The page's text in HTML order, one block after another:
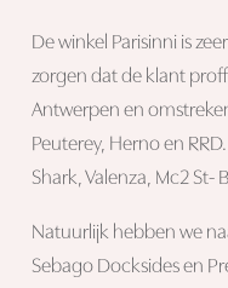
De winkel Parisinni is
zorgen dat de klant
Antwerpen en
Peuterey, Herno en
Shark, Valenza, Mc2 St-
Natuurlijk hebben we
Sebago Docksides en